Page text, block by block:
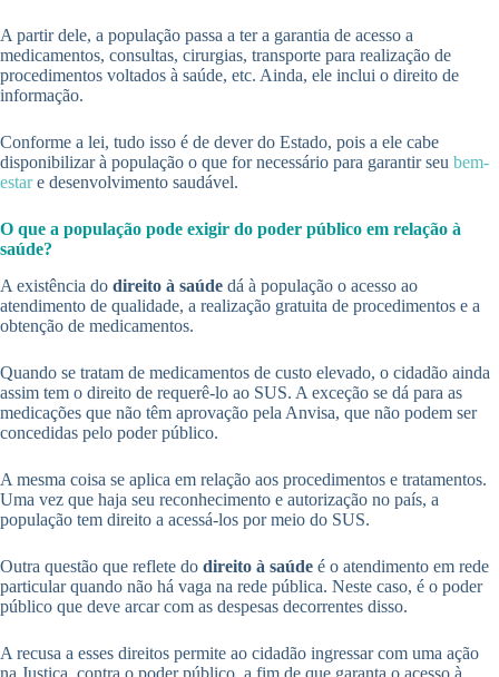
A partir dele, a população passa a ter a garantia de acesso a
medicamentos, consultas, cirurgias, transporte para realização de
procedimentos voltados à saúde, etc. Ainda, ele inclui o direito de
informação.
Conforme a lei, tudo isso é de dever do Estado, pois a ele cabe
disponibilizar à população o que for necessário para garantir seu bem-
estare desenvolvimento saudável.
O que a população pode exigir do poder público em relação à
saúde?
A existência do direito à saúde dá à população o acesso ao
atendimento de qualidade, a realização gratuita de procedimentos e a
obtenção de medicamentos.
Quando se tratam de medicamentos de custo elevado, o cidadão ainda
assim tem o direito de requerê-lo ao SUS. A exceção se dá para as
medicações que não têm aprovação pela Anvisa, que não podem ser
concedidas pelo poder público.
A mesma coisa se aplica em relação aos procedimentos e tratamentos.
Uma vez que haja seu reconhecimento e autorização no país, a
população tem direito a acessá-los por meio do SUS.
Outra questão que reflete do direito à saúde é o atendimento em rede
particular quando não há vaga na rede pública. Neste caso, é o poder
público que deve arcar com as despesas decorrentes disso.
A recusa a esses direitos permite ao cidadão ingressar com uma ação
na Justiça, contra o poder público, a fim de que garanta o acesso à